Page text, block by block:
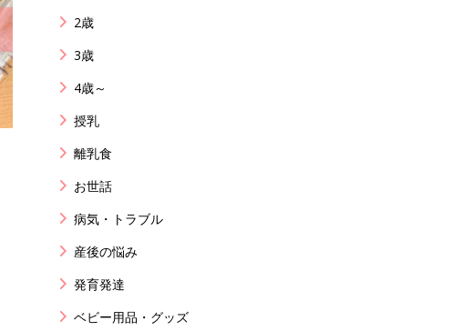
2歳
3歳
4歳～
授乳
離乳食
お世話
病気・トラブル
産後の悩み
発育発達
ベビー用品・グッズ